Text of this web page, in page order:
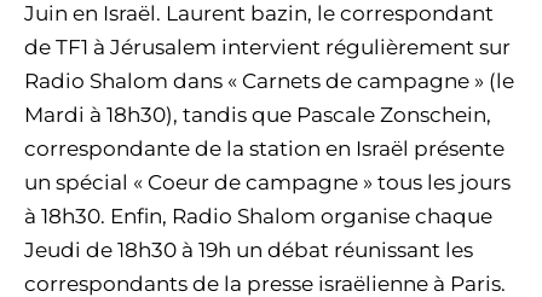
Juin en Israël. Laurent bazin, le correspondant
de TF1 à Jérusalem intervient régulièrement sur
Radio Shalom dans « Carnets de campagne » (le
Mardi à 18h30), tandis que Pascale Zonschein,
correspondante de la station en Israël présente
un spécial « Coeur de campagne » tous les jours
à 18h30. Enfin, Radio Shalom organise chaque
Jeudi de 18h30 à 19h un débat réunissant les
correspondants de la presse israëlienne à Paris.